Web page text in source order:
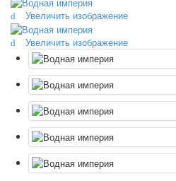
1 сентября школа
Приглашение
Новости
Новости карточных колод
Новости открыток
О сайте
Ссылки
Наше видео
доставка
Избранное
Увеличить изображение
Увеличить изображение